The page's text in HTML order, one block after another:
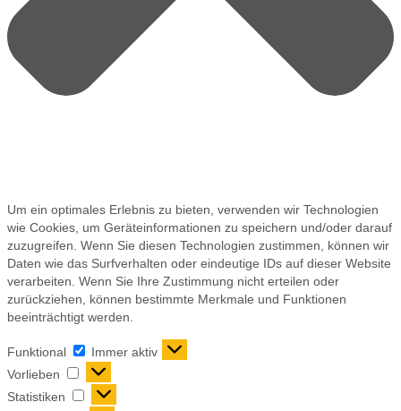
Um ein optimales Erlebnis zu bieten, verwenden wir Technologien
wie Cookies, um Geräteinformationen zu speichern und/oder darauf
zuzugreifen. Wenn Sie diesen Technologien zustimmen, können wir
Daten wie das Surfverhalten oder eindeutige IDs auf dieser Website
verarbeiten. Wenn Sie Ihre Zustimmung nicht erteilen oder
zurückziehen, können bestimmte Merkmale und Funktionen
beeinträchtigt werden.
Funktional
Immer aktiv
Vorlieben
Statistiken